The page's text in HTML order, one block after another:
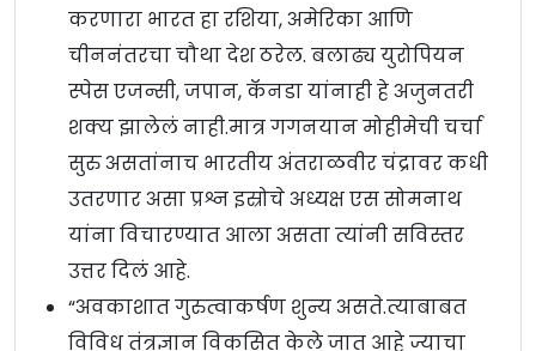
करणारा भारत हा रशिया, अमेरिका आणि
चीननंतरचा चौथा देश ठरेल. बलाढ्य युरोपियन
स्पेस एजन्सी, जपान, कॅनडा यांनाही हे अजुनतरी
शक्य झालेलं नाही.मात्र गगनयान मोहीमेची चर्चा
सुरु असतांनाच भारतीय अंतराळवीर चंद्रावर कधी
उतरणार असा प्रश्न इस्रोचे अध्यक्ष एस सोमनाथ
यांना विचारण्यात आला असता त्यांनी सविस्तर
उत्तर दिलं आहे.
“अवकाशात गुरुत्वाकर्षण शुन्य असते.त्याबाबत
विविध तंत्रज्ञान विकसित केले जात आहे ज्याचा